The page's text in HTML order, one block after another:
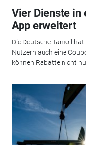
Vier Dienste in
App erweitert
Die Deutsche Tamoil
Nutzern auch eine
können Rabatte nicht